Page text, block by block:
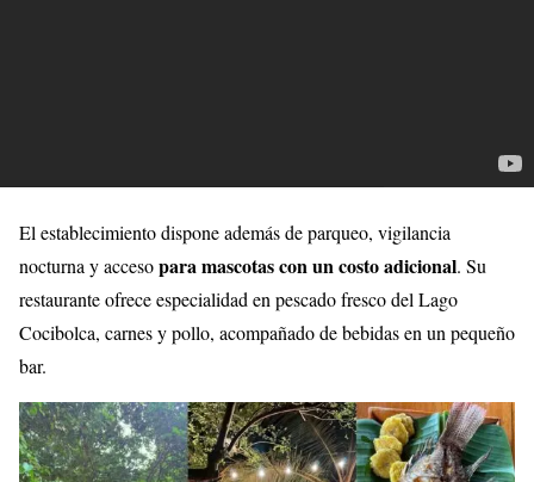
El establecimiento dispone además de parqueo, vigilancia
nocturna y accesopara mascotas con un costo adicional. Su
restaurante ofrece especialidad en pescado fresco del Lago
Cocibolca, carnes y pollo, acompañado de bebidas en un pequeño
bar.